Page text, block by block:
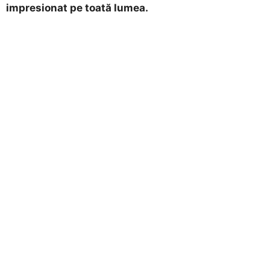
impresionat pe toată lumea.